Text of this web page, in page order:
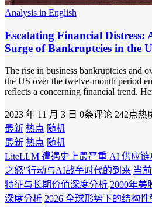
Analysis in English
Escalating Financial Distress:
Surge of Bankruptcies in the
The rise in business bankruptcies and
the US over the twelve-month period
reflects a concerning financial trend.
2023 年 11 月 3 日 0条评论 242点热
最新 热点 随机
最新 热点 随机
LiteLLM 遭遇史上最严重 AI 供应链
之怒"行动与AI战争时代的到来 当
特征与长期价值深度分析 2000年美
深度分析 2026 全球形势下的结构